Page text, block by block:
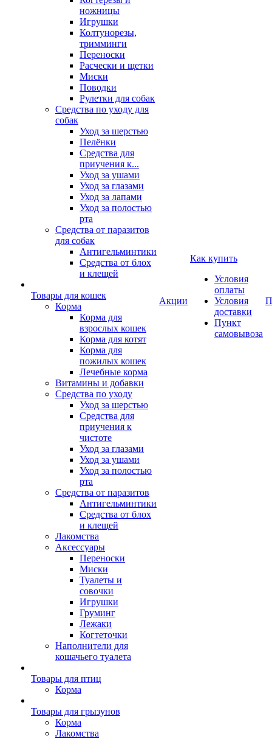
ножницы
Игрушки
Колтунорезы,
тримминги
Переноски
Расчески и щетки
Миски
Поводки
Рулетки для собак
Средства по уходу для
собак
Уход за шерстью
Пелёнки
Средства для
приучения к...
Уход за ушами
Уход за глазами
Уход за лапами
Уход за полостью
рта
Средства от паразитов
для собак
Антигельминтики
Средства от блох
и клещей
Товары для кошек
Корма
Корма для
взрослых кошек
Корма для котят
Корма для
пожилых кошек
Лечебные корма
Витамины и добавки
Средства по уходу
Уход за шерстью
Средства для
приучения к
чистоте
Уход за глазами
Уход за ушами
Уход за полостью
рта
Средства от паразитов
Антигельминтики
Средства от блох
и клещей
Лакомства
Аксессуары
Переноски
Миски
Туалеты и
совочки
Игрушки
Груминг
Лежаки
Когтеточки
Наполнители для
кошачьего туалета
Товары для птиц
Корма
Товары для грызунов
Корма
Лакомства
Акции
Как купить
Условия
оплаты
Условия
доставки
Пункт
самовывоза